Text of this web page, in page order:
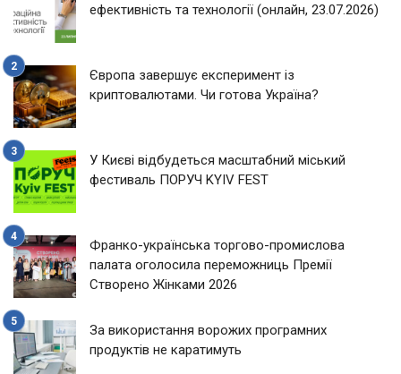
ефективність та технології (онлайн, 23.07.2026)
Європа завершує експеримент із
криптовалютами. Чи готова Україна?
У Києві відбудеться масштабний міський
фестиваль ПОРУЧ KYIV FEST
Франко-українська торгово-промислова
палата оголосила переможниць Премії
Створено Жінками 2026
За використання ворожих програмних
продуктів не каратимуть